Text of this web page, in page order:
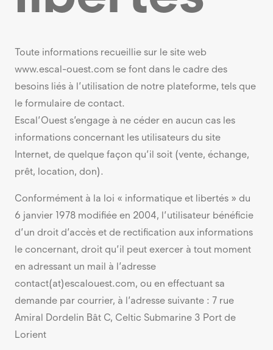
Toute informations recueillie sur le site web
www.escal-ouest.com se font dans le cadre des
besoins liés à l’utilisation de notre plateforme, tels que
le formulaire de contact.
Escal’Ouest s’engage à ne céder en aucun cas les
informations concernant les utilisateurs du site
Internet, de quelque façon qu’il soit (vente, échange,
prêt, location, don).
Conformément à la loi « informatique et libertés » du
6 janvier 1978 modifiée en 2004, l’utilisateur bénéficie
d’un droit d’accès et de rectification aux informations
le concernant, droit qu’il peut exercer à tout moment
en adressant un mail à l’adresse
contact(at)escalouest.com, ou en effectuant sa
demande par courrier, à l’adresse suivante : 7 rue
Amiral Dordelin Bât C, Celtic Submarine 3 Port de
Lorient